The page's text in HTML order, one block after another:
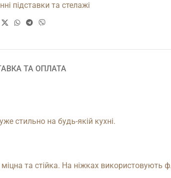
підставки та стелажі
ТА ОПЛАТА
стильно на будь-якій кухні.
та стійка. На ніжках використовують